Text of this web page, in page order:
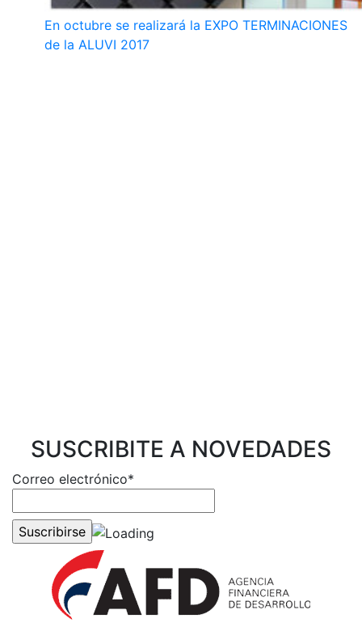
En octubre se realizará la EXPO TERMINACIONES
de la ALUVI 2017
SUSCRIBITE A NOVEDADES
Correo electrónico*